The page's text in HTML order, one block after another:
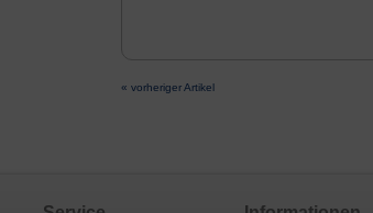
« vorheriger Artikel